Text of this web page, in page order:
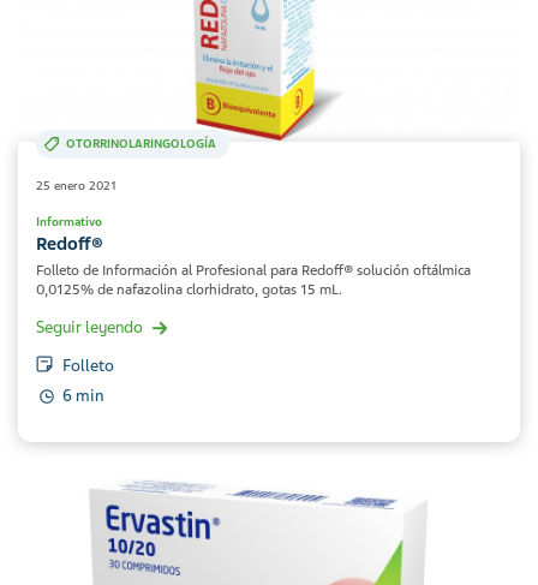
OTORRINOLARINGOLOGÍA
25 enero 2021
Informativo
Redoff®
Folleto de Información al Profesional para Redoff® solución oftálmica
0,0125% de nafazolina clorhidrato, gotas 15 mL.
Seguir leyendo
Folleto
6 min